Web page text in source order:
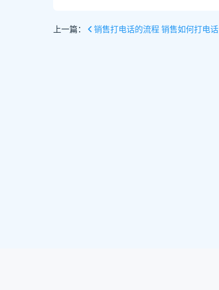
上一篇： 销售打电话的流程 销售如何打电话